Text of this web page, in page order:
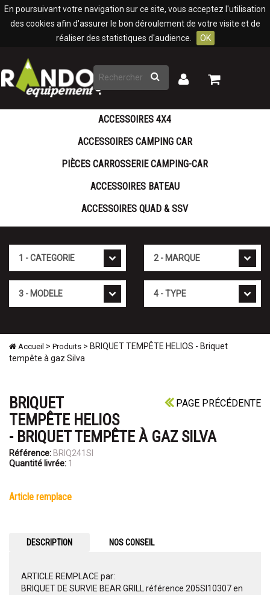
En poursuivant votre navigation sur ce site, vous acceptez l'utilisation
des cookies afin d'assurer le bon déroulement de votre visite et de
réaliser des statistiques d'audience.
OK
Rechercher
Mon
Mon
ACCESSOIRES 4X4
ACCESSOIRES CAMPING CAR
PIÈCES CARROSSERIE CAMPING-CAR
ACCESSOIRES BATEAU
ACCESSOIRES QUAD & SSV
Accueil > Produits > BRIQUET TEMPÊTE HELIOS - Briquet
tempête à gaz Silva
PAGE PRÉCÉDENTE
BRIQUET
TEMPÊTE HELIOS
- BRIQUET TEMPÊTE À GAZ SILVA
Référence: BRIQ241SI
Quantité livrée: 1
article remplace
DESCRIPTION NOS CONSEIL
ARTICLE REMPLACE par:
BRIQUET DE SURVIE BEAR GRILL référence 205SI10307 en
Panneau de gestion des cookies